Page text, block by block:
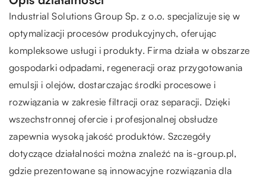
Industrial Solutions Group Sp. z o.o. specjalizuje się w
optymalizacji procesów produkcyjnych, oferując
kompleksowe usługi i produkty. Firma działa w obszarze
gospodarki odpadami, regeneracji oraz przygotowania
emulsji i olejów, dostarczając środki procesowe i
rozwiązania w zakresie filtracji oraz separacji. Dzięki
wszechstronnej ofercie i profesjonalnej obsłudze
zapewnia wysoką jakość produktów. Szczegóły
dotyczące działalności można znaleźć na is-group.pl,
gdzie prezentowane są innowacyjne rozwiązania dla